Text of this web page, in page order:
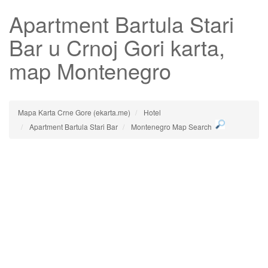
Apartment Bartula Stari
Bar u Crnoj Gori karta,
map Montenegro
Mapa Karta Crne Gore (ekarta.me)
Hotel
Apartment Bartula Stari Bar
Montenegro Map Search